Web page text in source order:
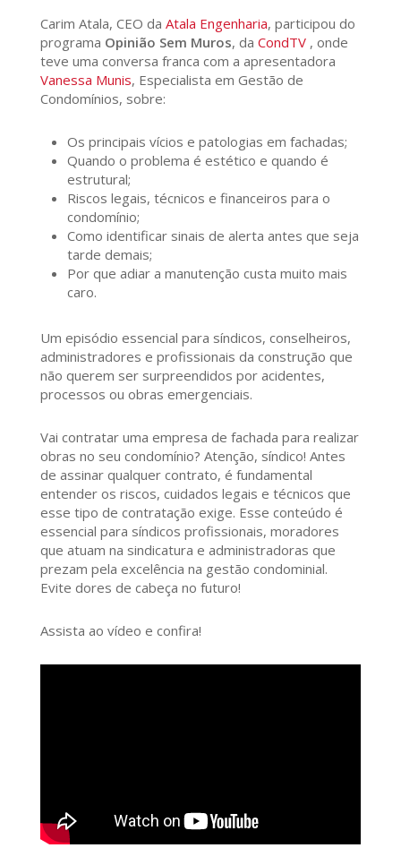
Carim Atala, CEO da Atala Engenharia, participou do
programa Opinião Sem Muros, da CondTV, onde
teve uma conversa franca com a apresentadora
Vanessa Munis, Especialista em Gestão de
Condomínios, sobre:
Os principais vícios e patologias em fachadas;
Quando o problema é estético e quando é
estrutural;
Riscos legais, técnicos e financeiros para o
condomínio;
Como identificar sinais de alerta antes que seja
tarde demais;
Por que adiar a manutenção custa muito mais
caro.
Um episódio essencial para síndicos, conselheiros,
administradores e profissionais da construção que
não querem ser surpreendidos por acidentes,
processos ou obras emergenciais.
Vai contratar uma empresa de fachada para realizar
obras no seu condomínio? Atenção, síndico! Antes
de assinar qualquer contrato, é fundamental
entender os riscos, cuidados legais e técnicos que
esse tipo de contratação exige. Esse conteúdo é
essencial para síndicos profissionais, moradores
que atuam na sindicatura e administradoras que
prezam pela excelência na gestão condominial.
Evite dores de cabeça no futuro!
Assista ao vídeo e confira!